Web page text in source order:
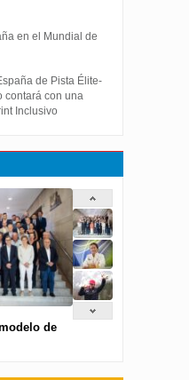
en el Mundial de
de Pista Élite-
contará con una
Inclusivo
de